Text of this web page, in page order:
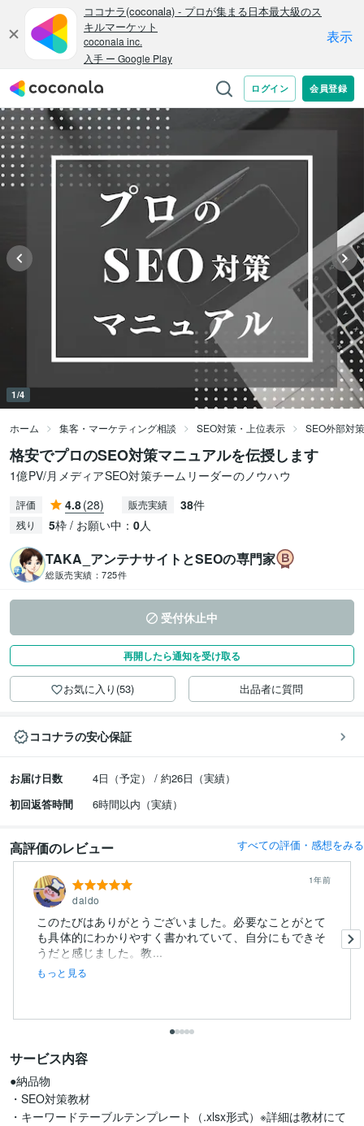
1/4
ホーム 集客・マーケティング相談 SEO対策・上位表示 SEO外部対策
格安でプロのSEO対策マニュアルを伝授します
1億PV/月メディアSEO対策チームリーダーのノウハウ
評価 4.8(28) 販売実績 38件
残り 5枠 / お願い中： 0人
TAKA_アンテナサイトとSEOの専門家
総販売実績： 725件
受付休止中
再開したら通知を受け取る
お気に入り(53) 出品者に質問
ココナラの安心保証
お届け日数
4日（予定） / 約26日（実績）
初回返答時間
6時間以内（実績）
高評価のレビュー すべての評価・感想をみる
daldo
1年前
このたびはありがとうございました。必要なことがとて
も具体的にわかりやすく書かれていて、自分にもできそ
うだと感じました。教...
もっと見る
サービス内容
●納品物
・SEO対策教材
・キーワードテーブルテンプレート（.xlsx形式）※詳細は教材にて